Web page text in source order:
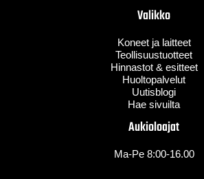
Valikko
Koneet ja laitteet
Teollisuustuotteet
Hinnastot & esitteet
Huoltopalvelut
Uutisblogi
Hae sivuilta
Aukioloajat
Ma-Pe 8:00-16.00